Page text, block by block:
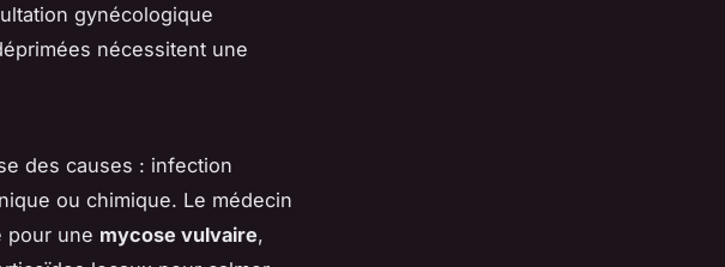
gynécologique
nécessitent une
des causes : infection
ou chimique. Le médecin
pour une mycose vulvaire,